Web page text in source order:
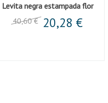
Levita negra estampada flor
40,60 € 20,28 €